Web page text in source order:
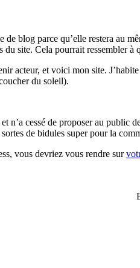
de blog parce qu’elle restera au
site. Cela pourrait ressembler à
acteur, et voici mon site.
du soleil).
n’a cessé de proposer au
de bidules super pour la
vous devriez vous rendre sur